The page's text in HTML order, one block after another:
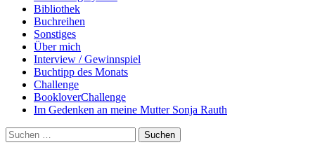
Bibliothek
Buchreihen
Sonstiges
Über mich
Interview / Gewinnspiel
Buchtipp des Monats
Challenge
BookloverChallenge
Im Gedenken an meine Mutter Sonja Rauth
Suchen
nach: